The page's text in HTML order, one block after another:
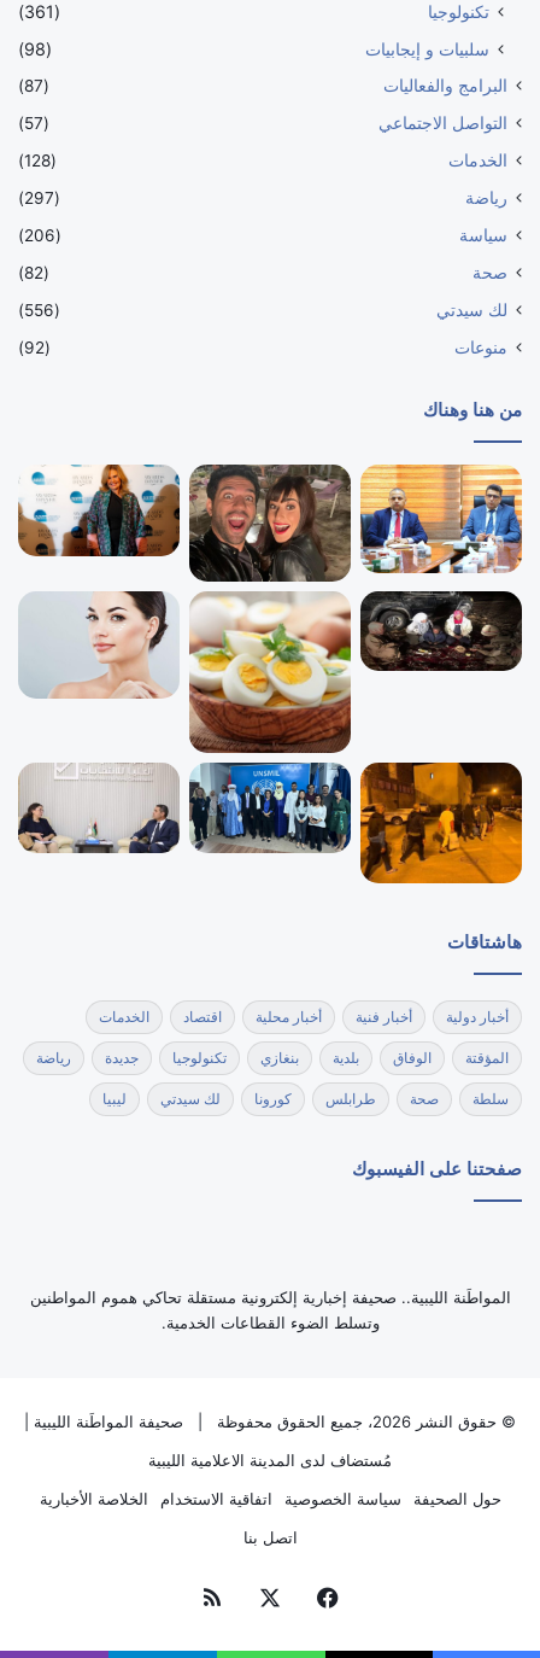
تكنولوجيا
(361)
سلبيات و إيجابيات
(98)
البرامج والفعاليات
(87)
التواصل الاجتماعي
(57)
الخدمات
(128)
رياضة
(297)
سياسة
(206)
صحة
(82)
لك سيدتي
(556)
منوعات
(92)
من هنا وهناك
هاشتاقات
أخبار دولية أخبار فنية أخبار محلية اقتصاد الخدمات
المؤقتة الوفاق بلدية بنغازي تكنولوجيا جديدة رياضة
سلطة صحة طرابلس كورونا لك سيدتي ليبيا
صفحتنا على الفيسبوك
‏المواطَنة الليبية.. صحيفة إخبارية إلكترونية مستقلة تحاكي هموم المواطنين
وتسلط الضوء القطاعات الخدمية.
© حقوق النشر 2026، جميع الحقوق محفوظة | صحيفة المواطَنة الليبية
مُستضاف لدى المدينة الاعلامية الليبية
حول الصحيفة
سياسة الخصوصية اتفاقية الاستخدام
الخلاصة الأخبارية
اتصل بنا
فيسبوك ملخص